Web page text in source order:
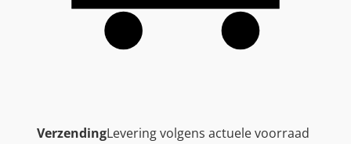
VerzendingLevering volgens actuele voorraad